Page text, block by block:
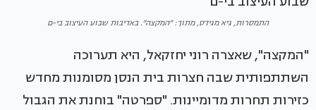
התמסרות, גיא מגידס, מתוך: ״המקצה״. באדיבות שבוע העיצוב בי-ם
"המקצה", שאצרה רוני יחזקאל, היא תערוכה
השתתפותית שבה חצרות בית הנסן מסומנות מחדש
כזירות תחרות מדומיינות. "ספרטה" בוחנת את הגבול